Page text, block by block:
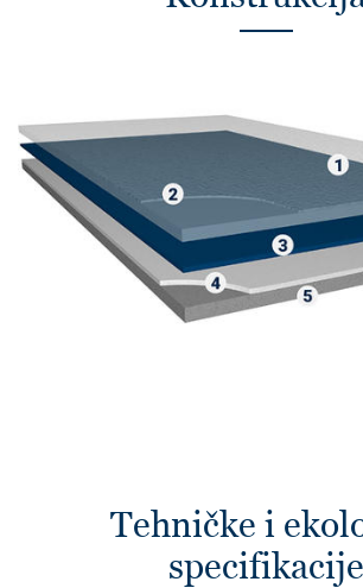
Tehničke i
specifikacije